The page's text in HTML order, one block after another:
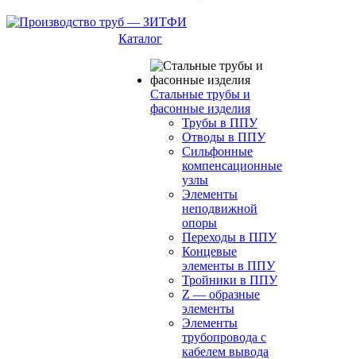
Каталог
Стальные трубы и
фасонные изделия
Трубы в ППУ
Отводы в ППУ
Сильфонные
компенсационные
узлы
Элементы
неподвижной
опоры
Переходы в ППУ
Концевые
элементы в ППУ
Тройники в ППУ
Z — образные
элементы
Элементы
трубопровода с
кабелем вывода